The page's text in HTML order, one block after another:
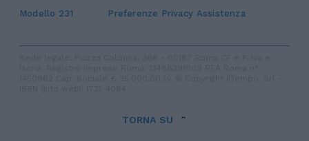
Modello 231
Preferenze Privacy Assistenza
TORNA SU